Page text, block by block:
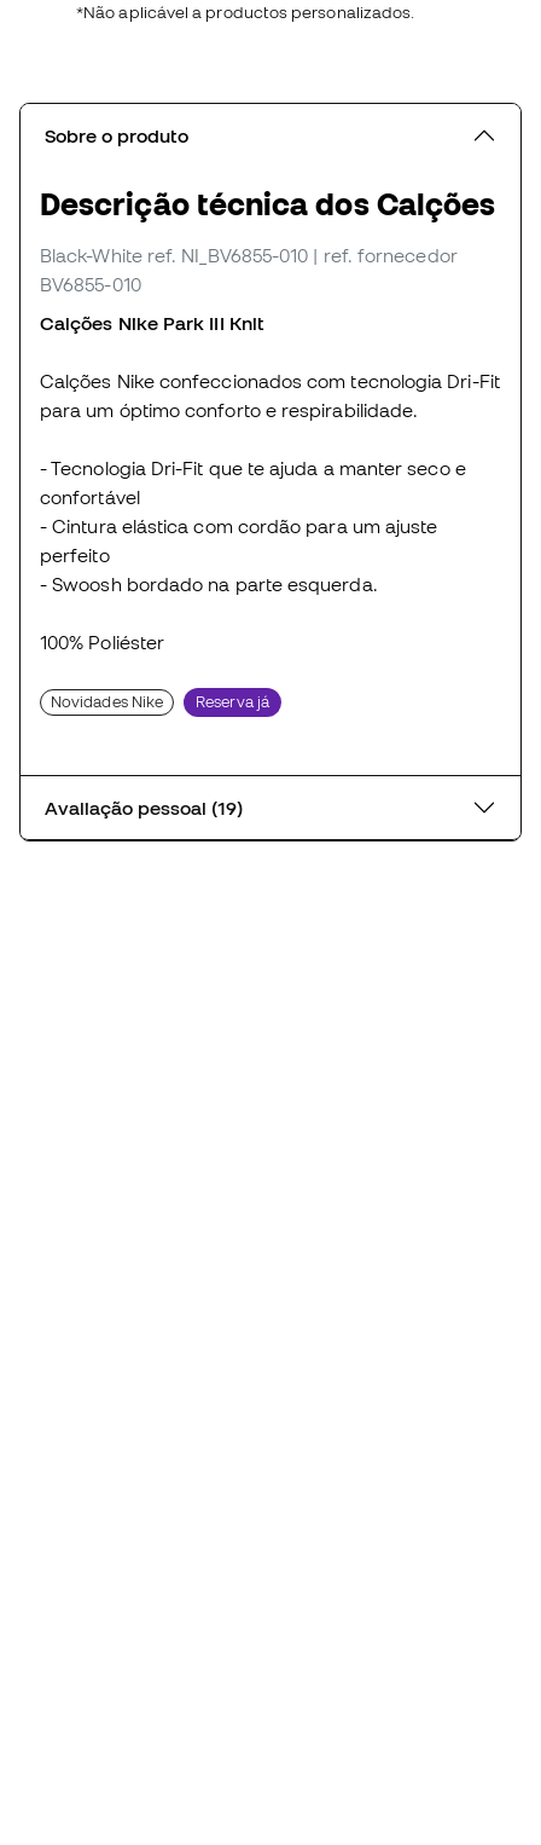
*Não aplicável a productos personalizados.
Sobre o produto
Descrição técnica dos Calções
Black-White ref. NI_BV6855-010 | ref. fornecedor
BV6855-010
Calções Nike Park III Knit
Calções Nike confeccionados com tecnologia Dri-Fit
para um óptimo conforto e respirabilidade.
- Tecnologia Dri-Fit que te ajuda a manter seco e
confortável
- Cintura elástica com cordão para um ajuste
perfeito
- Swoosh bordado na parte esquerda.
100% Poliéster
Novidades Nike Reserva já
Avaliação pessoal (19)